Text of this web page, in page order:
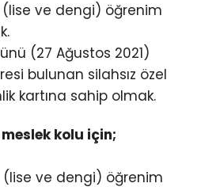
ve dengi) öğrenim
(27 Ağustos 2021)
bulunan silahsız özel
kartına sahip olmak.
kolu için;
ve dengi) öğrenim